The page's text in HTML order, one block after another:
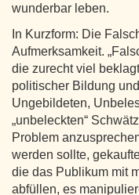
wunderbar leben.
In Kurzform: Die
Aufmerksamkeit.
die zurecht viel
politischer Bildung
Ungebildeten,
„unbeleckten“
Problem
werden sollte,
die das Publikum mit
abfüllen, es